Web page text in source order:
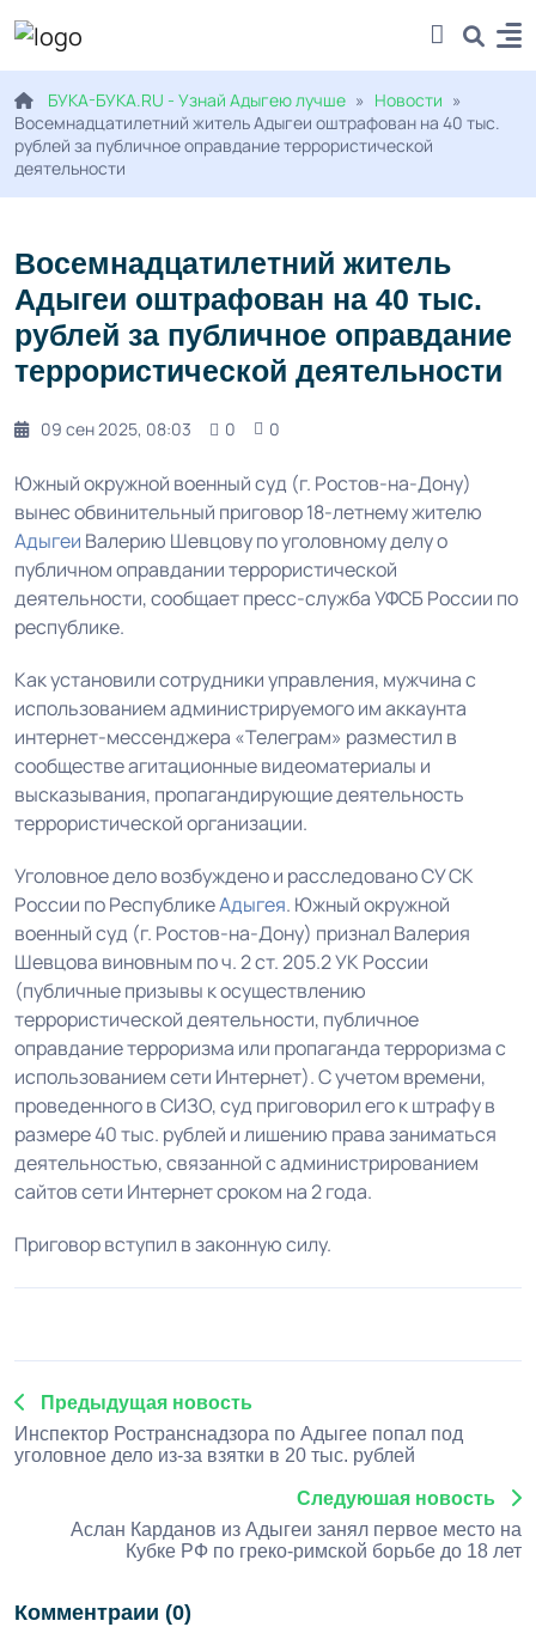
БУКА-БУКА.RU - Узнай Адыгею лучше » Новости »
Восемнадцатилетний житель Адыгеи оштрафован на 40 тыс.
рублей за публичное оправдание террористической
деятельности
Восемнадцатилетний житель
Адыгеи оштрафован на 40 тыс.
рублей за публичное оправдание
террористической деятельности
09 сен 2025, 08:03 0 0
Южный окружной военный суд (г. Ростов-на-Дону)
вынес обвинительный приговор 18-летнему жителю
Адыгеи Валерию Шевцову по уголовному делу о
публичном оправдании террористической
деятельности, сообщает пресс-служба УФСБ России по
республике.
Как установили сотрудники управления, мужчина с
использованием администрируемого им аккаунта
интернет-мессенджера «Телеграм» разместил в
сообществе агитационные видеоматериалы и
высказывания, пропагандирующие деятельность
террористической организации.
Уголовное дело возбуждено и расследовано СУ СК
России по РеспубликеАдыгея. Южный окружной
военный суд (г. Ростов-на-Дону) признал Валерия
Шевцова виновным по ч. 2 ст. 205.2 УК России
(публичные призывы к осуществлению
террористической деятельности, публичное
оправдание терроризма или пропаганда терроризма с
использованием сети Интернет). С учетом времени,
проведенного в СИЗО, суд приговорил его к штрафу в
размере 40 тыс. рублей и лишению права заниматься
деятельностью, связанной с администрированием
сайтов сети Интернет сроком на 2 года.
Приговор вступил в законную силу.
Предыдущая новость
Инспектор Ространснадзора по Адыгее попал под
уголовное дело из-за взятки в 20 тыс. рублей
Следуюшая новость
Аслан Карданов из Адыгеи занял первое место на
Кубке РФ по греко-римской борьбе до 18 лет
Комментраии (0)